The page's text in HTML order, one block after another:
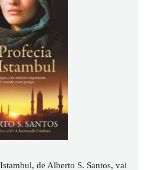
de Alberto S. Santos, vai